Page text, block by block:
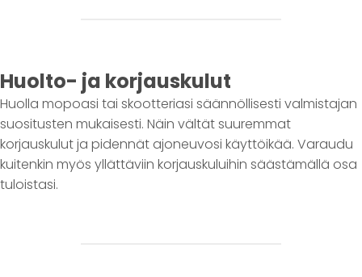
Huolto- ja korjauskulut
Huolla mopoasi tai skootteriasi säännöllisesti valmistajan
suositusten mukaisesti. Näin vältät suuremmat
korjauskulut ja pidennät ajoneuvosi käyttöikää. Varaudu
kuitenkin myös yllättäviin korjauskuluihin säästämällä osa
tuloistasi.